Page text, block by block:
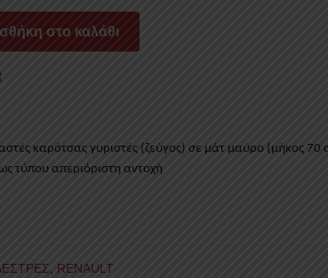
στο καλάθι
καρότσας γυριστές (ζεύγος) σε μάτ μαύρο (μήκος 70
τύπου απεριόριστη αντοχή
, RENAULT